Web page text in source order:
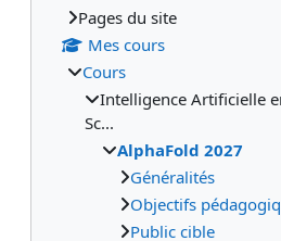
Pages du site
Mes cours
Cours
Intelligence Artificielle
Sc...
AlphaFold 2027
Généralités
Objectifs
Public cible